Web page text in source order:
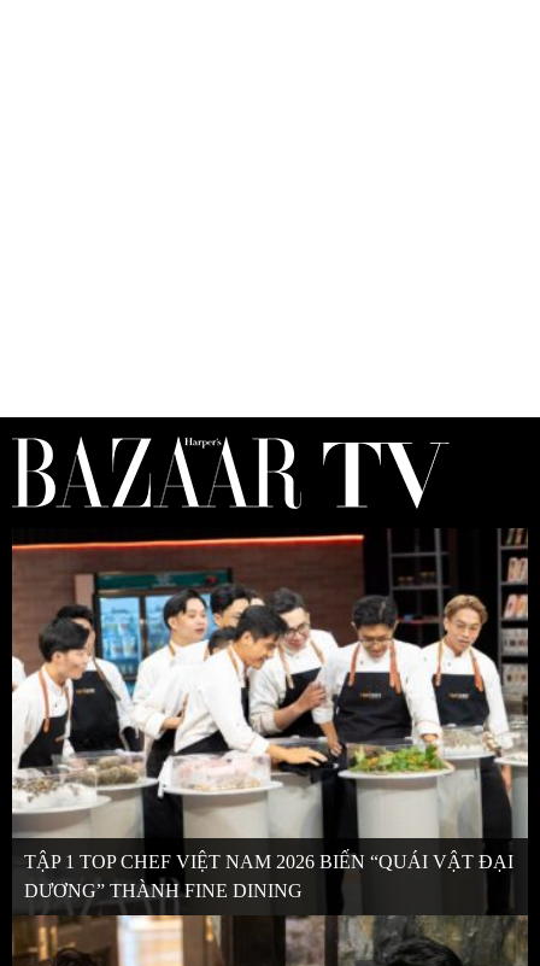
TẬP 1 TOP CHEF VIỆT NAM 2026 BIẾN “QUÁI VẬT ĐẠI
DƯƠNG” THÀNH FINE DINING